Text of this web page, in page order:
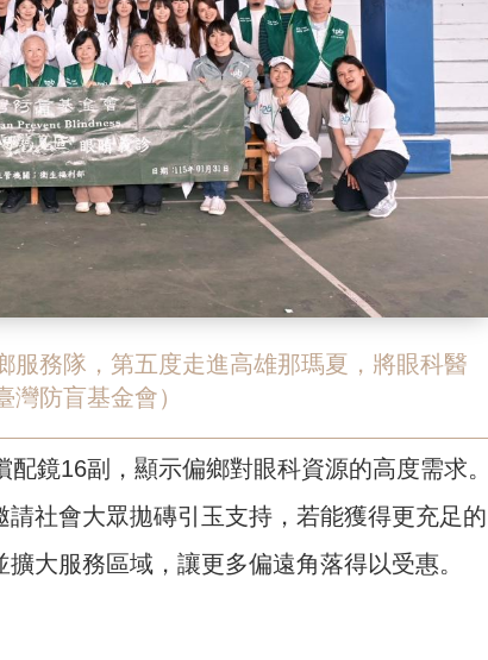
服務隊，第五度走進高雄那瑪夏，將眼科醫
防盲基金會）
鏡16副，顯示偏鄉對眼科資源的高度需求。
社會大眾拋磚引玉支持，若能獲得更充足的
大服務區域，讓更多偏遠角落得以受惠。